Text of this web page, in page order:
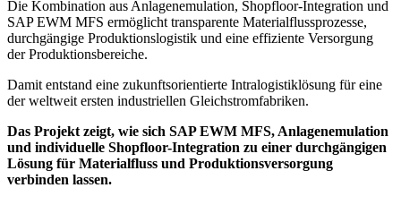
Die Kombination aus Anlagenemulation, Shopfloor-Integration und
SAP EWM MFS ermöglicht transparente Materialflussprozesse,
durchgängige Produktionslogistik und eine effiziente Versorgung
der Produktionsbereiche.
Damit entstand eine zukunftsorientierte Intralogistiklösung für eine
der weltweit ersten industriellen Gleichstromfabriken.
Das Projekt zeigt, wie sich SAP EWM MFS, Anlagenemulation
und individuelle Shopfloor-Integration zu einer durchgängigen
Lösung für Materialfluss und Produktionsversorgung
verbinden lassen.